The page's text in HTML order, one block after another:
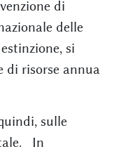
di
delle
si
di risorse annua
sulle
In